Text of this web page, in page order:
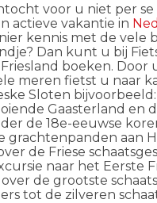
voor u niet per
actieve vakantie in
kennis met de vele
Dan kunt u bij
boeken.
meren fietst u naar
Sloten
Gaasterland en
de 18e-eeuwse
grachtenpanden aan
de Friese
naar het Eerste
de grootste
tot de zilveren